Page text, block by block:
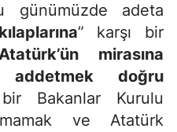
günümüzde adeta
” karşı bir
mirasına
addetmek doğru
Bakanlar Kurulu
ve Atatürk